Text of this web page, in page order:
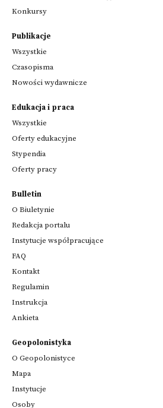
Konkursy
Publikacje
Wszystkie
Czasopisma
Nowości wydawnicze
Edukacja i praca
Wszystkie
Oferty edukacyjne
Stypendia
Oferty pracy
Bulletin
O Biuletynie
Redakcja portalu
Instytucje współpracujące
FAQ
Kontakt
Regulamin
Instrukcja
Ankieta
Geopolonistyka
O Geopolonistyce
Mapa
Instytucje
Osoby